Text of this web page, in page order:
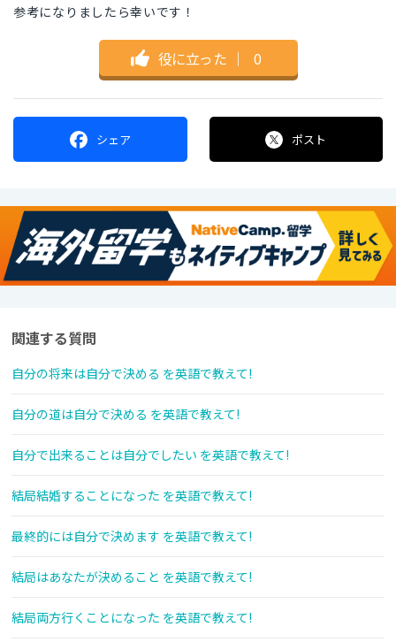
参考になりましたら幸いです！
役に立った ｜ 0
シェア ポスト
関連する質問
自分の将来は自分で決める を英語で教えて!
自分の道は自分で決める を英語で教えて!
自分で出来ることは自分でしたい を英語で教えて!
結局結婚することになった を英語で教えて!
最終的には自分で決めます を英語で教えて!
結局はあなたが決めること を英語で教えて!
結局両方行くことになった を英語で教えて!